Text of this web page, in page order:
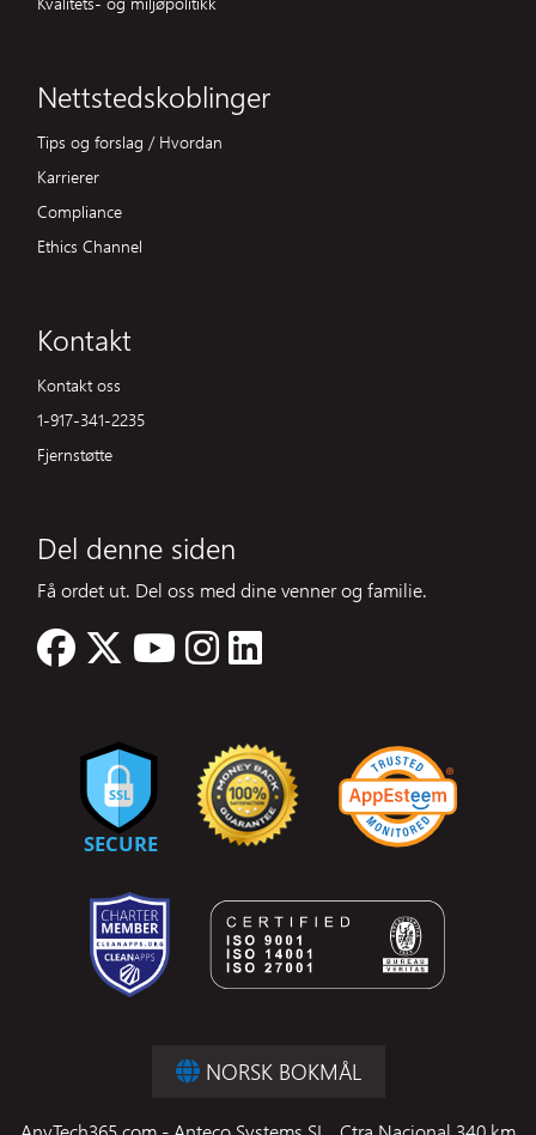
Nettstedskoblinger
Tips og forslag / Hvordan
Karrierer
Compliance
Ethics Channel
Kontakt
Kontakt oss
1-917-341-2235
Fjernstøtte
Del denne siden
Få ordet ut. Del oss med dine venner og familie.
NORSK BOKMÅL